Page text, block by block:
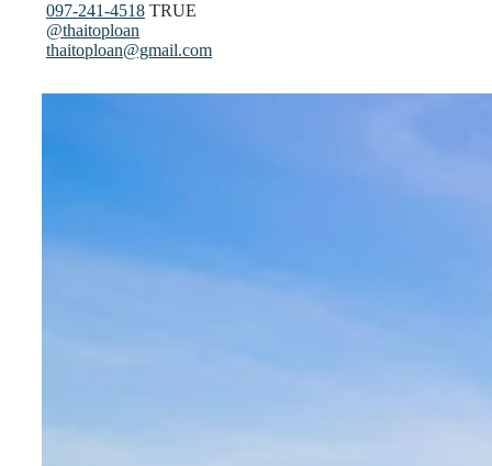
097-241-4518 TRUE
@thaitoploan
thaitoploan@gmail.com